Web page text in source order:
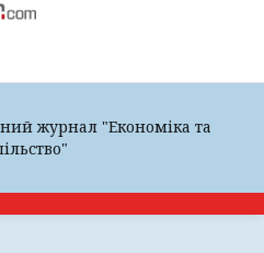
журнал "Економіка та